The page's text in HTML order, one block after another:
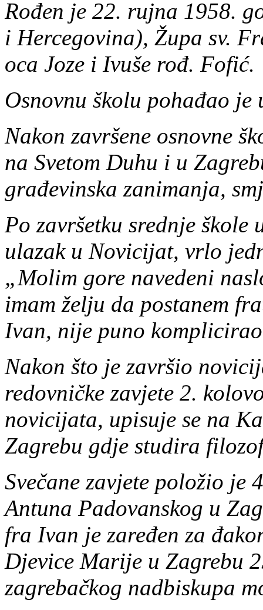
Rođen je 22. rujna 1958.
i Hercegovina), Župa sv.
oca Joze i Ivuše rođ. Fofić.
Osnovnu školu pohađao
Nakon završene osnovne
na Svetom Duhu i u
građevinska zanimanja,
Po završetku srednje
ulazak u Novicijat, vrlo
„Molim gore navedeni
imam želju da postanem
Ivan, nije puno
Nakon što je završio
redovničke zavjete 2.
novicijata, upisuje se na
Zagrebu gdje studira
Svečane zavjete položio je
Antuna Padovanskog u
fra Ivan je zaređen za
Djevice Marije u Zagrebu
zagrebačkog nadbiskupa